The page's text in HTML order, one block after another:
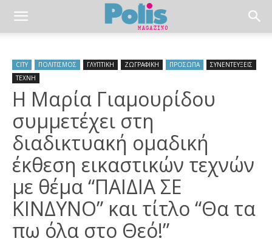
CITY ΠΟΛΙΤΙΣΜΟΣ ΓΛΥΠΤΙΚΗ ΖΩΓΡΑΦΙΚΗ ΠΡΟΣΩΠΑ
ΣΥΝΕΝΤΕΥΞΕΙΣ
ΤΕΧΝΗ
Η Μαρία Γιαμουρίδου
συμμετέχει στη
διαδικτυακή ομαδική
έκθεση εικαστικών τεχνών
με θέμα “ΠΑΙΔΙΑ ΣΕ
ΚΙΝΔΥΝΟ” και τίτλο “Θα τα
πω όλα στο Θεό!”